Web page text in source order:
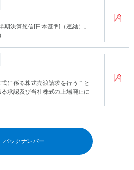
期決算短信[日本基準]（連結）」
に係る株式売渡請求を行うこと
承認及び当社株式の上場廃止に
バックナンバー